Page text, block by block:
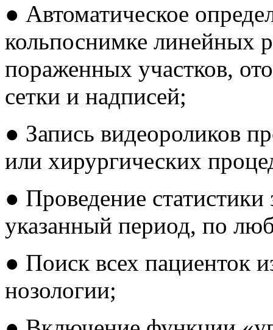
● Автоматическое
кольпоснимке линейных
пораженных участков,
сетки и надписей;
● Запись видеороликов
или хирургических
● Проведение
указанный период, по
● Поиск всех пациенток
нозологии;